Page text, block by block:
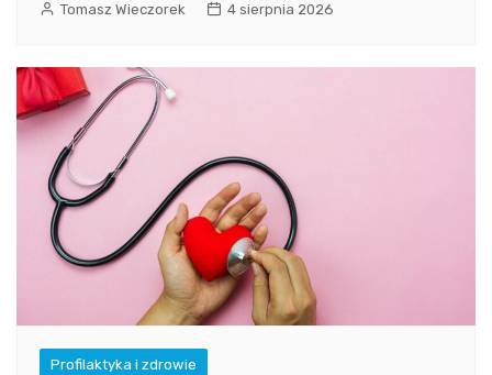
Tomasz Wieczorek 4 sierpnia 2026
Profilaktyka i zdrowie